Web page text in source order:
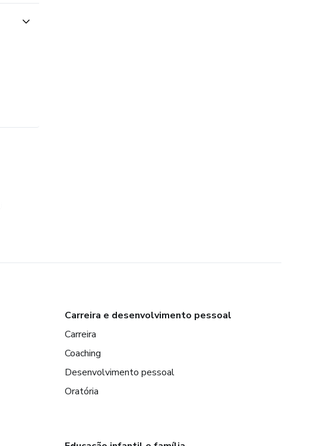
Carreira e desenvolvimento pessoal
Carreira
Coaching
Desenvolvimento pessoal
Oratória